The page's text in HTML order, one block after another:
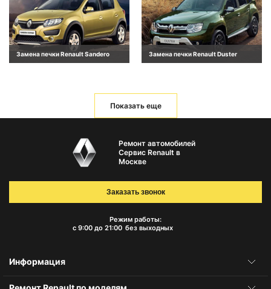
Замена печки Renault Sandero Замена печки Renault Duster
Показать еще
Ремонт автомобилей
Сервис Renault в
Москве
Режим работы:
с 9:00 до 21:00 без выходных
Заказать звонок
Информация